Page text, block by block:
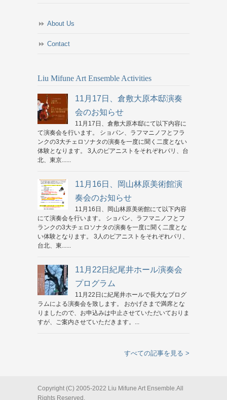
About Us
Contact
Liu Mifune Art Ensemble Activities
11月17日、倉敷大原本邸演奏
会のお知らせ
11月17日、倉敷大原本邸にて以下内容に
て演奏会を行います。 ショパン、ラフマニノフとフラ
ンクの3大チェロソナタの演奏を一度に聞く二度とない
体験となります。 3人のピアニストをそれぞれパリ、台
北、東京......
11月16日、岡山林原美術館演
奏会のお知らせ
11月16日、岡山林原美術館にて以下内容
にて演奏会を行います。 ショパン、ラフマニノフとフ
ランクの3大チェロソナタの演奏を一度に聞く二度とな
い体験となります。 3人のピアニストをそれぞれパリ、
台北、東......
11月22日紀尾井ホール演奏会
プログラム
11月22日に紀尾井ホールで長大なプログ
ラムによる演奏会を致します。 おかげさまで満席とな
りましたので、お申込みは中止させていただいておりま
すが、ご案内させていただきます。...
すべての記事を見る >
Copyright (C) 2005-2022 Liu Mifune Art Ensemble.All
Rights Reserved.